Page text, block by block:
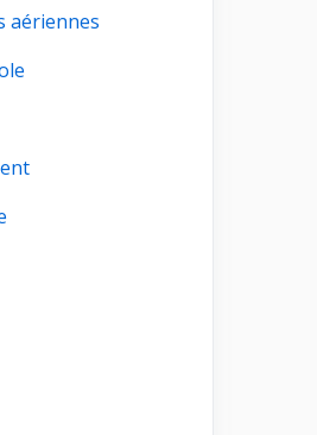
aériennes